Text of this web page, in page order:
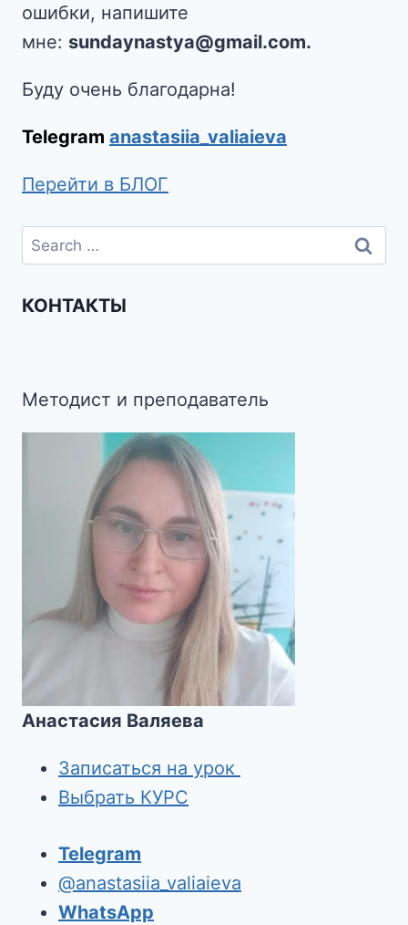
ошибки, напишите
мне: sundaynastya@gmail.com.
Буду очень благодарна!
Telegram anastasiia_valiaieva
Перейти в БЛОГ
КОНТАКТЫ
Методист и преподаватель
Анастасия Валяева
Записаться на урок
Выбрать КУРС
Telegram
@anastasiia_valiaieva
WhatsApp